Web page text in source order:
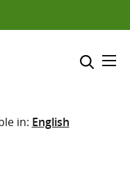
l’emplacement
in: English